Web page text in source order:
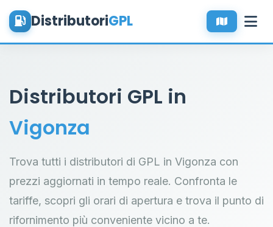
DistributoriGPL
Distributori GPL in
Vigonza
Trova tutti i distributori di GPL in Vigonza con
prezzi aggiornati in tempo reale. Confronta le
tariffe, scopri gli orari di apertura e trova il punto di
rifornimento più conveniente vicino a te.